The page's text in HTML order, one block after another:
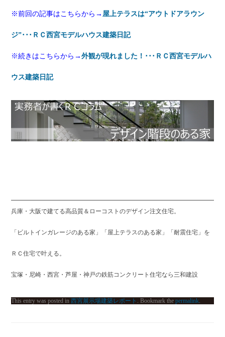
※前回の記事はこちらから→ 屋上テラスは“アウトドアラウン
ジ”･･･ＲＣ西宮モデルハウス建築日記
※続きはこちらから→外観が現れました！･･･ＲＣ西宮モデルハ
ウス建築日記
兵庫・大阪で建てる高品質＆ローコストのデザイン注文住宅。
「ビルトインガレージのある家」「屋上テラスのある家」「耐震住宅」を
ＲＣ住宅で叶える。
宝塚・尼崎・西宮・芦屋・神戸の鉄筋コンクリート住宅なら三和建設
This entry was posted in西宮展示場建築レポート . Bookmark thepermalink